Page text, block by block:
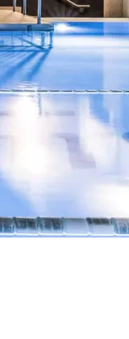
bei
Kraftgeräten
- für maximale
Kraftmaschinen